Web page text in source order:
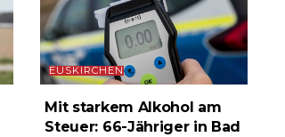
EUSKIRCHEN
Mit starkem Alkohol am
Steuer: 66-Jähriger in Bad